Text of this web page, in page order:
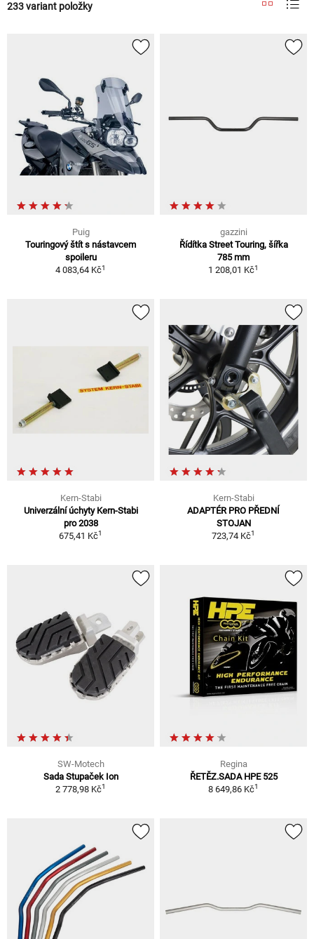
233 variant položky
Puig
Touringový štít s nástavcem
spoileru
4 083,64 Kč1
gazzini
Řídítka Street Touring, šířka
785 mm
1 208,01 Kč1
Kern-Stabi
Univerzální úchyty Kern-Stabi
pro 2038
675,41 Kč1
Kern-Stabi
ADAPTÉR PRO PŘEDNÍ
STOJAN
723,74 Kč1
SW-Motech
Sada Stupaček Ion
2 778,98 Kč1
Regina
ŘETĚZ.SADA HPE 525
8 649,86 Kč1